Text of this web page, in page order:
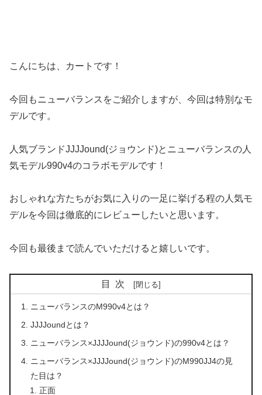
こんにちは、カートです！
今回もニューバランスをご紹介しますが、今回は特別なモ
デルです。
人気ブランドJJJJound(ジョウンド)とニューバランスの人
気モデル990v4のコラボモデルです！
おしゃれな方たちがお気に入りの一足に挙げる程の人気モ
デルを今回は徹底的にレビューしたいと思います。
今回も最後まで読んでいただけると嬉しいです。
目次
ニューバランスのM990v4とは？
JJJJoundとは？
ニューバランス×JJJJound(ジョウンド)の990v4とは？
ニューバランス×JJJJound(ジョウンド)のM990JJ4の見
た目は？
正面